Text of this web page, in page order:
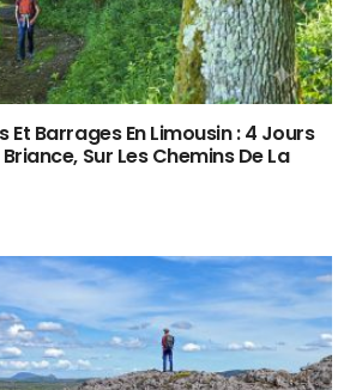
Et Barrages En Limousin : 4 Jours
Sur Les Chemins De La